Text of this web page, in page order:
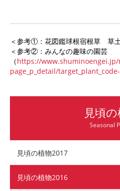
＜参考①：花図鑑球根宿根草
＜参考②：みんなの趣味の園芸
（https://www.shuminoengei.jp/
page_p_detail/
見頃
Seasonal
見頃の植物2017
見頃の植物2016